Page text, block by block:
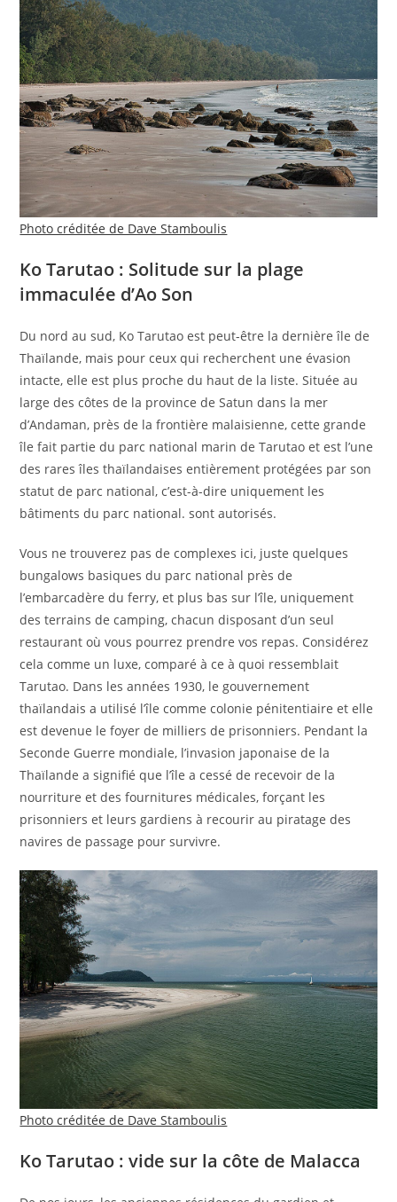
Photo créditée de Dave Stamboulis
Ko Tarutao : Solitude sur la plage
immaculée d’Ao Son
Du nord au sud, Ko Tarutao est peut-être la dernière île de
Thaïlande, mais pour ceux qui recherchent une évasion
intacte, elle est plus proche du haut de la liste. Située au
large des côtes de la province de Satun dans la mer
d’Andaman, près de la frontière malaisienne, cette grande
île fait partie du parc national marin de Tarutao et est l’une
des rares îles thaïlandaises entièrement protégées par son
statut de parc national, c’est-à-dire uniquement les
bâtiments du parc national. sont autorisés.
Vous ne trouverez pas de complexes ici, juste quelques
bungalows basiques du parc national près de
l’embarcadère du ferry, et plus bas sur l’île, uniquement
des terrains de camping, chacun disposant d’un seul
restaurant où vous pourrez prendre vos repas. Considérez
cela comme un luxe, comparé à ce à quoi ressemblait
Tarutao. Dans les années 1930, le gouvernement
thaïlandais a utilisé l’île comme colonie pénitentiaire et elle
est devenue le foyer de milliers de prisonniers. Pendant la
Seconde Guerre mondiale, l’invasion japonaise de la
Thaïlande a signifié que l’île a cessé de recevoir de la
nourriture et des fournitures médicales, forçant les
prisonniers et leurs gardiens à recourir au piratage des
navires de passage pour survivre.
Photo créditée de Dave Stamboulis
Ko Tarutao : vide sur la côte de Malacca